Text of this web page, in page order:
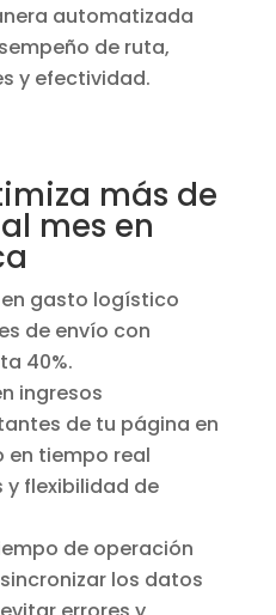
automatizada
de ruta,
y efectividad.
más de
mes en
en gasto logístico
de envío con
40%.
ingresos
de tu página en
en tiempo real
y flexibilidad de
de operación
los datos